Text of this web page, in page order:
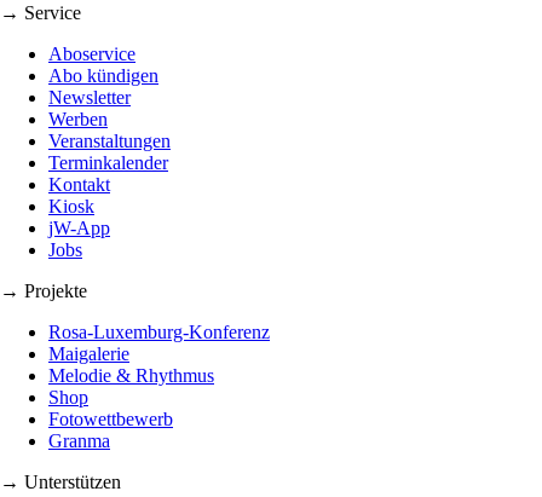
→ Service
Aboservice
Abo kündigen
Newsletter
Werben
Veranstaltungen
Terminkalender
Kontakt
Kiosk
jW-App
Jobs
→ Projekte
Rosa-Luxemburg-Konferenz
Maigalerie
Melodie & Rhythmus
Shop
Fotowettbewerb
Granma
→ Unterstützen